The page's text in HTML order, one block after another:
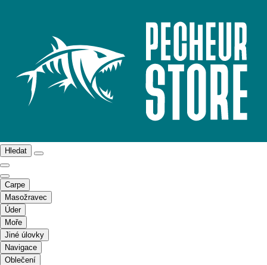
Hledat
Carpe
Masožravec
Úder
Moře
Jiné úlovky
Navigace
Oblečení